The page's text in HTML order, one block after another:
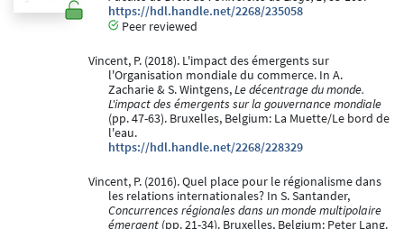
https://hdl.handle.net/2268/235058
Peer reviewed
Vincent, P. (2018). L'impact des émergents sur
l'Organisation mondiale du commerce. In A.
Zacharie & S. Wintgens,Le décentrage du monde.
L'impact des émergents sur la gouvernance mondiale
(pp. 47-63). Bruxelles, Belgium: La Muette/Le bord de
l'eau.
https://hdl.handle.net/2268/228329
Vincent, P. (2016). Quel place pour le régionalisme dans
les relations internationales? In S. Santander,
Concurrences régionales dans un monde multipolaire
émergent (pp. 21-34). Bruxelles, Belgium: Peter Lang.